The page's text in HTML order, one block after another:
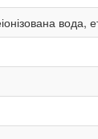
вода,